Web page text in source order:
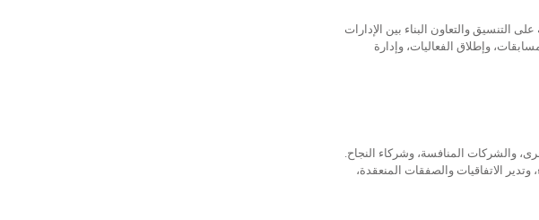
التنسيق والتعاون البناء بين الإدارات
وإطلاق الفعاليات، وإدارة
والشركات المنافسة، وشركاء النجاح.
الاتفاقيات والصفقات المنعقدة،